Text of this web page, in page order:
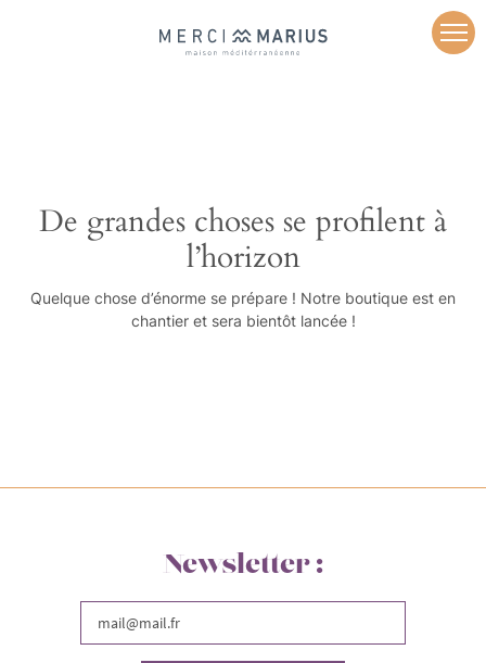
De grandes choses se profilent à
l’horizon
Quelque chose d’énorme se prépare ! Notre boutique est en
chantier et sera bientôt lancée !
Newsletter :